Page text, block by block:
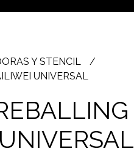
Y STENCIL
UNIVERSAL